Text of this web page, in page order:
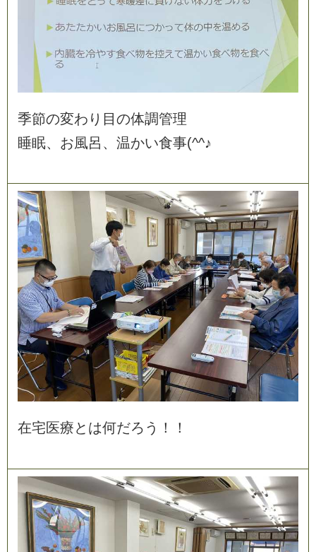
季節の変わ り 目 の体調管理
睡眠、 お風呂 、 温かい食事(^^♪
在宅医療と は何だろ う ！ ！